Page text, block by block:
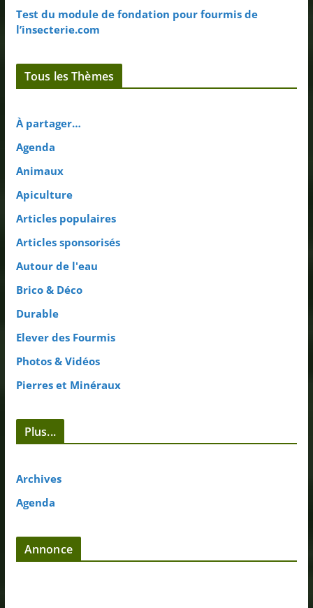
Test du module de fondation pour fourmis de
l’insecterie.com
Tous les Thèmes
À partager…
Agenda
Animaux
Apiculture
Articles populaires
Articles sponsorisés
Autour de l'eau
Brico & Déco
Durable
Elever des Fourmis
Photos & Vidéos
Pierres et Minéraux
Plus...
Archives
Agenda
Annonce